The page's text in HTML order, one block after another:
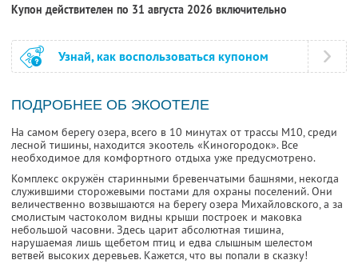
Купон действителен по 31 августа 2026 включительно
Узнай, как воспользоваться купоном
ПОДРОБНЕЕ ОБ ЭКООТЕЛЕ
На самом берегу озера, всего в 10 минутах от трассы М10, среди
лесной тишины, находится экоотель «Киногородок». Все
необходимое для комфортного отдыха уже предусмотрено.
Комплекс окружён старинными бревенчатыми башнями, некогда
служившими сторожевыми постами для охраны поселений. Они
величественно возвышаются на берегу озера Михайловского, а за
смолистым частоколом видны крыши построек и маковка
небольшой часовни. Здесь царит абсолютная тишина,
нарушаемая лишь щебетом птиц и едва слышным шелестом
ветвей высоких деревьев. Кажется, что вы попали в сказку!